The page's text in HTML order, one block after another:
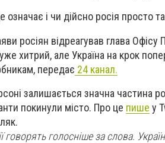
означає і чи дійсно росія просто
росіян відреагував глава Офісу
хитрий, але Україна на крок
передає 24 канал.
залишається значна частина
покинули місто. Про це пише у
говорять голосніше за слова.